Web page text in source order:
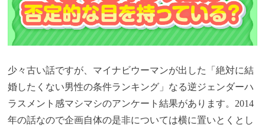
少々古い話ですが、マイナビウーマンが出した「絶対に結
婚したくない男性の条件ランキング」なる逆ジェンダーハ
ラスメント感マシマシのアンケート結果があります。2014
年の話なので企画自体の是非については横に置いとくとし